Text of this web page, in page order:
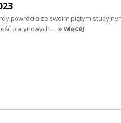
powróciła ze swoim piątym
platynowych… » więcej